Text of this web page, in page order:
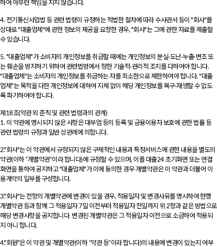
하여 아무런 책임을 지지 않습니다.
4. 전기통신사업법 등 관련 법령이 규정하는 적법한 절차에 따라 수사관서 등이 "회사"를
상대로 "대출업체"에 관한 정보의 제공을 요청한 경우, "회사"는 그에 관한 자료를 제출할
수 있습니다.
5. "대출업체"가 소비자의 개인정보를 취급할 때에는 개인정보의 분실·도난·누출·변조 또
는 훼손을 방지하기 위하여 관련법령에서 정한 기술적·관리적 조치를 다하여야 합니다.
"대출업체"는 소비자의 개인정보를 취급하는 자를 최소한으로 제한하여야 합니다. "대출
업체"는 목적을 다한 개인정보에 대하여 지체 없이 해당 개인정보를 복구·재생할 수 없도
록 파기하여야 합니다.
제18조(약관 외 준칙 및 관련 법령과의 관계)
1. 이 약관에 명시되지 않은 사항은 대부업 등의 등록 및 금융이용자 보호에 관한 법률 등
관련 법령의 규정과 일반 상관례에 의합니다.
2."회사"는 이 약관에서 규정되지 않은 구체적인 내용과 특정서비스에 관한 내용을 별도의
약관(이하 “개별약관”이라 합니다)에 규정할 수 있으며, 이를 대출24 초기화면 또는 연결
화면을 통하여 공지하고 "대출업체"가 이에 동의한 경우 개별약관은 이 약관과 더불어 이
용계약의 일부를 구성합니다.
3."회사"는 전항의 개별약관에 변경이 있을 경우, 적용일자 및 변경사유를 명시하여 현행
개별약관 등과 함께 그 적용일자 7일 이전부터 적용일자 전일까지 위 2항과 같은 방법으로
해당 변경사항을 공지합니다. 변경된 개별약관은 그 적용일자 이전으로 소급하여 적용되
지 아니 합니다.
4."회원"은 이 약관 및 개별약관(이하 “약관 등”이라 합니다)의 내용에 변경이 있는지 여부